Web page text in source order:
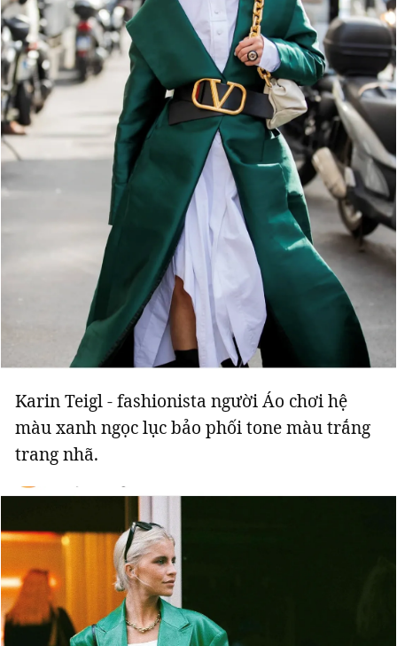
Karin Teigl - fashionista người Áo chơi hệ
màu xanh ngọc lục bảo phối tone màu trắng
trang nhã.